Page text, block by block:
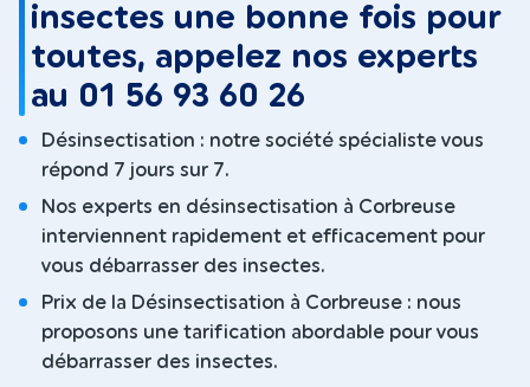
insectes une bonne fois pour
toutes, appelez nos experts
au 01 56 93 60 26
Désinsectisation : notre société spécialiste vous
répond 7 jours sur 7.
Nos experts en désinsectisation à Corbreuse
interviennent rapidement et efficacement pour
vous débarrasser des insectes.
Prix de la Désinsectisation à Corbreuse : nous
proposons une tarification abordable pour vous
débarrasser des insectes.